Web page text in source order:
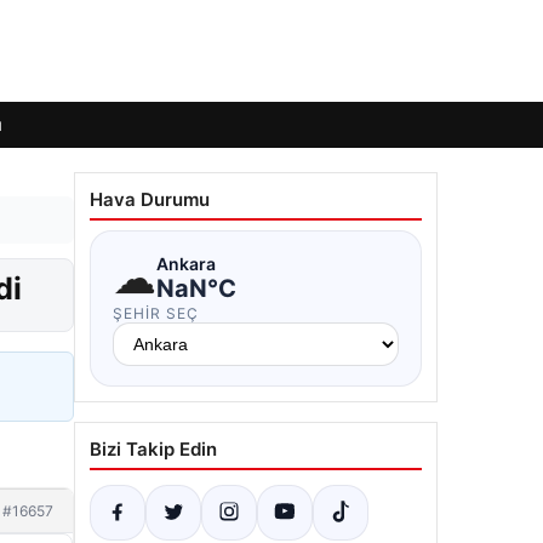
#16657
Hava Durumu
☁Ankara
NaN°C
ŞEHIR SEÇ
Bizi Takip Edin